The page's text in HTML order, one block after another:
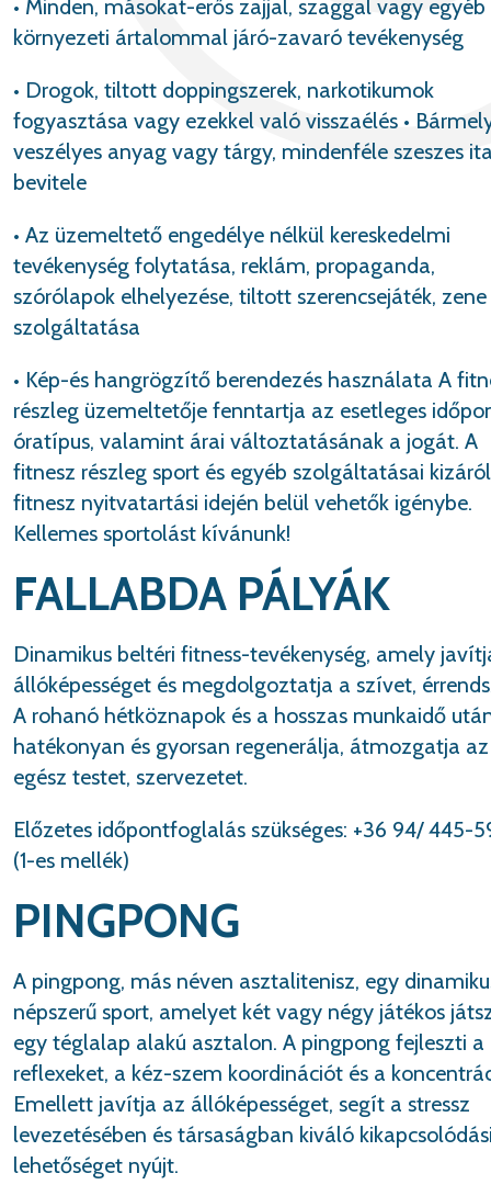
• Minden, másokat-erős zajjal, szaggal vagy egyéb
környezeti ártalommal járó-zavaró tevékenység
• Drogok, tiltott doppingszerek, narkotikumok
fogyasztása vagy ezekkel való visszaélés •
veszélyes anyag vagy tárgy, mindenféle szeszes
bevitele
• Az üzemeltető engedélye nélkül kereskedelmi
tevékenység folytatása, reklám, propaganda,
szórólapok elhelyezése, tiltott szerencsejáték, zene
szolgáltatása
• Kép-és hangrögzítő berendezés használata A
részleg üzemeltetője fenntartja az esetleges
óratípus, valamint árai változtatásának a jogát. A
fitnesz részleg sport és egyéb szolgáltatásai
fitnesz nyitvatartási idején belül vehetők igénybe.
Kellemes sportolást kívánunk!
FALLABDA PÁLYÁK
Dinamikus beltéri fitness-tevékenység, amely
állóképességet és megdolgoztatja a szívet,
A rohanó hétköznapok és a hosszas munkaidő
hatékonyan és gyorsan regenerálja, átmozgatja az
egész testet, szervezetet.
Előzetes időpontfoglalás szükséges: +36 94/ 445-
(1-es mellék)
PINGPONG
A pingpong, más néven asztalitenisz, egy
népszerű sport, amelyet két vagy négy játékos
egy téglalap alakú asztalon. A pingpong fejleszti a
reflexeket, a kéz-szem koordinációt és a
Emellett javítja az állóképességet, segít a stressz
levezetésében és társaságban kiváló
lehetőséget nyújt.